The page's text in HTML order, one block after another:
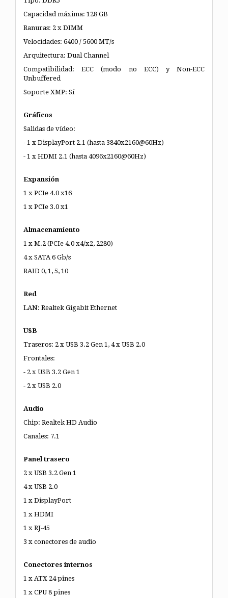
Capacidad máxima: 128 GB
Ranuras: 2 x DIMM
Velocidades: 6400 / 5600 MT/s
Arquitectura: Dual Channel
Compatibilidad: ECC (modo no ECC) y Non-ECC
Unbuffered
Soporte XMP: Sí
Gráficos
Salidas de vídeo:
- 1 x DisplayPort 2.1 (hasta 3840x2160@60Hz)
- 1 x HDMI 2.1 (hasta 4096x2160@60Hz)
Expansión
1 x PCIe 4.0 x16
1 x PCIe 3.0 x1
Almacenamiento
1 x M.2 (PCIe 4.0 x4/x2, 2280)
4 x SATA 6 Gb/s
RAID 0, 1, 5, 10
Red
LAN: Realtek Gigabit Ethernet
USB
Traseros: 2 x USB 3.2 Gen 1, 4 x USB 2.0
Frontales:
- 2 x USB 3.2 Gen 1
- 2 x USB 2.0
Audio
Chip: Realtek HD Audio
Canales: 7.1
Panel trasero
2 x USB 3.2 Gen 1
4 x USB 2.0
1 x DisplayPort
1 x HDMI
1 x RJ-45
3 x conectores de audio
Conectores internos
1 x ATX 24 pines
1 x CPU 8 pines